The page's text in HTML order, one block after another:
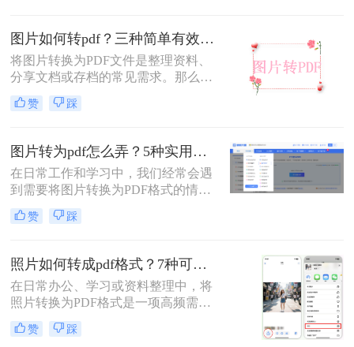
图片如何转pdf？三种简单有效的方法分享！
将图片转换为PDF文件是整理资料、
分享文档或存档的常见需求。那么图
片如何转pdf呢？本文将介绍三种简单
有效的方法，助您快速完成转换。
赞 踩
图片转为pdf怎么弄？5种实用转换方法详解！
在日常工作和学习中，我们经常会遇
到需要将图片转换为PDF格式的情
况。无论是整理证件照片、制作电子
相册，还是将扫描的文档统一格式，
掌握的基本技能。PDF格式具有跨平
台兼容性好、文件体积相对较小、易
于分享等优点，因此成为文档处理的
首选格式。本文将详细介绍5种实用
的图片转PDF方法，帮助您快速解决
转换需求。
赞 踩
照片如何转成pdf格式？7种可靠方法详解！
在日常办公、学习或资料整理中，将
照片转换为PDF格式是一项高频需
求。无论是扫描的合同、手写笔记，
还是拍摄的证件、课件，统一的PDF
赞 踩